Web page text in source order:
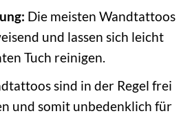
Die meisten Wandtattoos
und lassen sich leicht
Tuch reinigen.
sind in der Regel frei
und somit unbedenklich für